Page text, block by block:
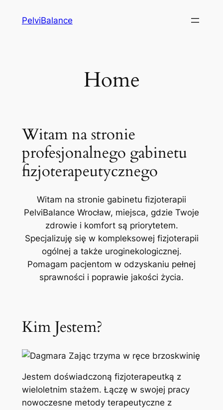
PelviBalance
Home
Witam na stronie
profesjonalnego gabinetu
fizjoterapeutycznego
Witam na stronie gabinetu fizjoterapii
PelviBalance Wrocław, miejsca, gdzie Twoje
zdrowie i komfort są priorytetem.
Specjalizuję się w kompleksowej fizjoterapii
ogólnej a także uroginekologicznej.
Pomagam pacjentom w odzyskaniu pełnej
sprawności i poprawie jakości życia.
Kim Jestem?
Jestem doświadczoną fizjoterapeutką z
wieloletnim stażem. Łączę w swojej pracy
nowoczesne metody terapeutyczne z